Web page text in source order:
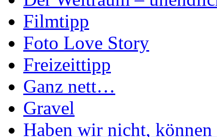
Filmtipp
Foto Love Story
Freizeittipp
Ganz nett…
Gravel
Haben wir nicht,